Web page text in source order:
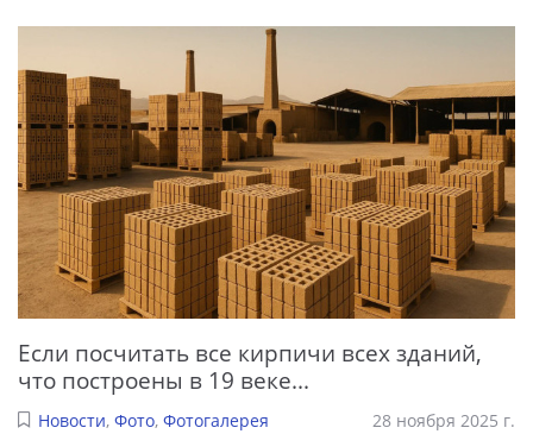
Если посчитать все кирпичи всех зданий,
что построены в 19 веке...
Новости, Фото, Фотогалерея 28 ноября 2025 г.